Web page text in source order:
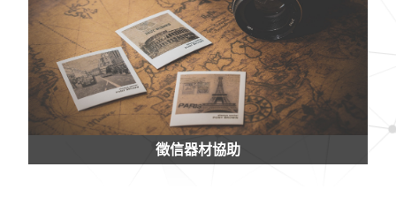
徵信器材協助